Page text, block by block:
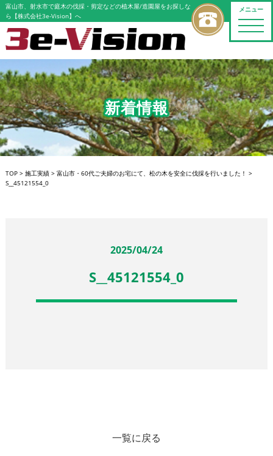
メニュー
toggle
富山市、射水市で庭木の伐採・剪定などの植木屋/造園屋をお探しな
ら【株式会社3e-Vision】へ
新着情報
TOP> 施工実績> 富山市・60代ご夫婦のお宅にて、松の木を安全に伐採を行いました！ >
S__45121554_0
2025/04/24
S__45121554_0
一覧に戻る